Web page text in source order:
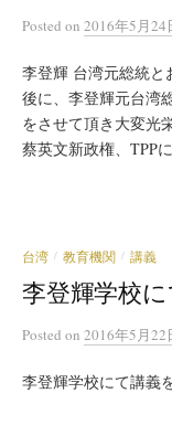
Posted on 2016年5月24
李登輝 台湾元総統と
後に、李登輝元台湾
をさせて頂き大変光
蔡英文新政権、TPP
台湾 / 教育機関 / 講義
李登輝学校に
Posted on 2016年5月22
李登輝学校にて講義